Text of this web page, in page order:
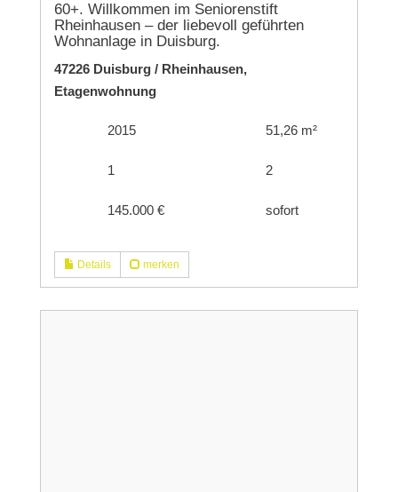
60+. Willkommen im Seniorenstift
Rheinhausen – der liebevoll geführten
Wohnanlage in Duisburg.
47226 Duisburg / Rheinhausen,
Etagenwohnung
2015 51,26 m²
1 2
145.000 € sofort
Details merken